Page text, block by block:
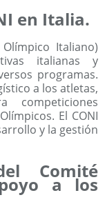
en Italia.
Italiano)
italianas y
programas.
a los atletas,
competiciones
El CONI
y la gestión
Comité
a los